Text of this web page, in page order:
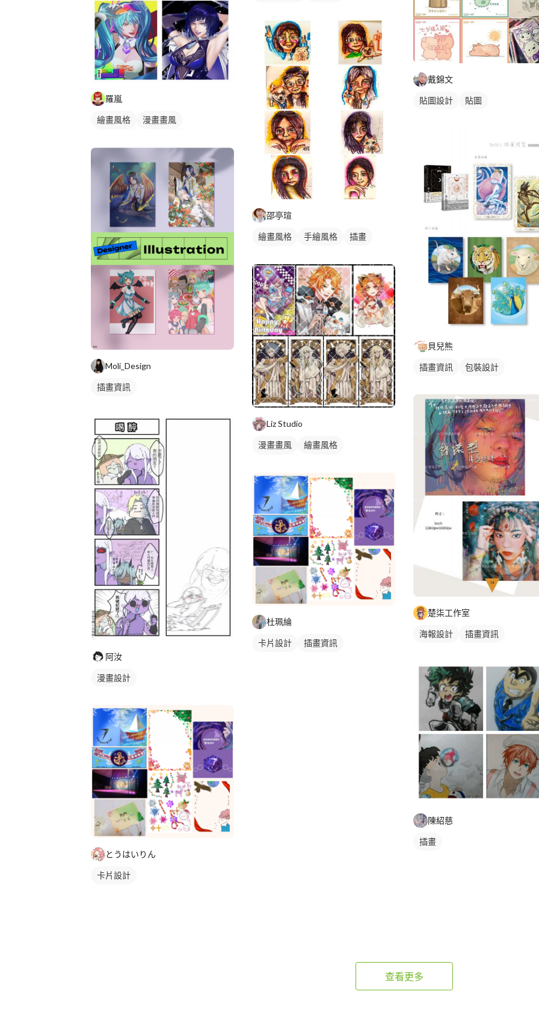
羅嵐
繪畫風格
漫畫畫風
人物插畫
角色設計資訊
Moli_Design
插畫資訊
阿汝
漫畫設計
とうはいりん
卡片設計
邵亭瑄
繪畫風格 手繪風格
插畫
Liz Studio
漫畫畫風
繪畫風格
電繪作品
人物插畫
杜珮綸
卡片設計 插畫資訊
戴錦文
貼圖設計 貼圖
貝兒熊
插畫資訊 包裝設計
楚柒工作室
海報設計 插畫資訊
陳紹慈
插畫
查看更多